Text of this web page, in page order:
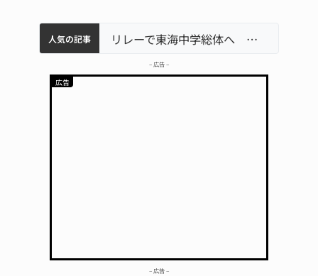
人気の記事
中学校の陶壁モニュメント 地元建設会社がボランティアで清掃 伊賀名張市立病院のDMAT、熊本地震の被災地へ 能登以来3回目の派遣
【インターハイ⑨】ソフトテニス ミス減らし上位狙う 近大高専 リレーで東海中学総体へ 伊賀・名張
– 広告 –
– 広告 –